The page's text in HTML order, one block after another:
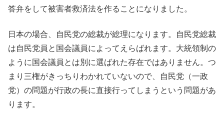
答弁をして被害者救済法を作ることになりました。
日本の場合、自民党の総裁が総理になります。自民党総裁
は自民党員と国会議員によってえらばれます。大統領制の
ように国会議員とは別に選ばれた存在ではありません。つ
まり三権がきっちりわかれていないので、自民党（一政
党）の問題が行政の長に直接行ってしまうという問題があ
ります。